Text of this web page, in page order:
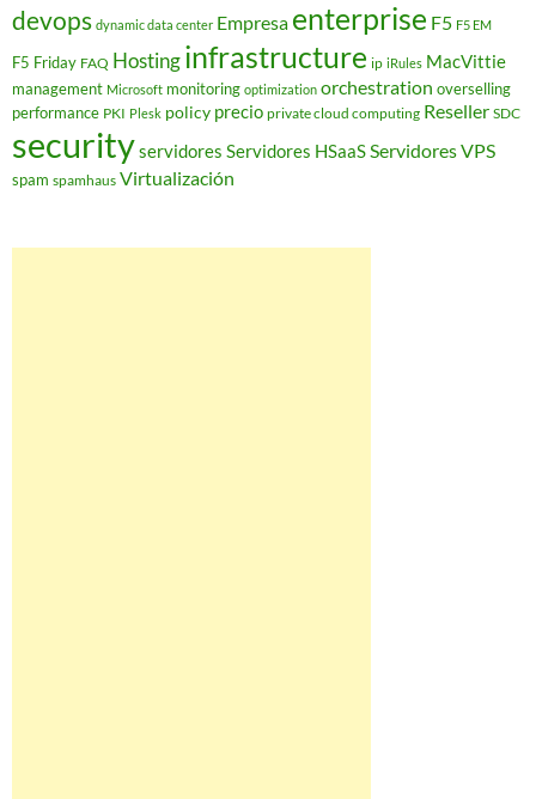
devops dynamic data center Empresa enterprise F5 F5 EM
F5 Friday FAQ Hostinginfrastructure ip iRules MacVittie
management Microsoft monitoring optimization orchestration overselling
performance PKI Plesk policy precio private cloud computing Reseller SDC
securityservidores Servidores HSaaSServidores VPS
spam spamhaus Virtualización